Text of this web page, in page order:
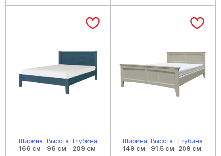
Ширина
166 см
Высота
96 см
Глубина
209 см
Ширина
149 см
Высота
91.5 см
Глубина
209 см